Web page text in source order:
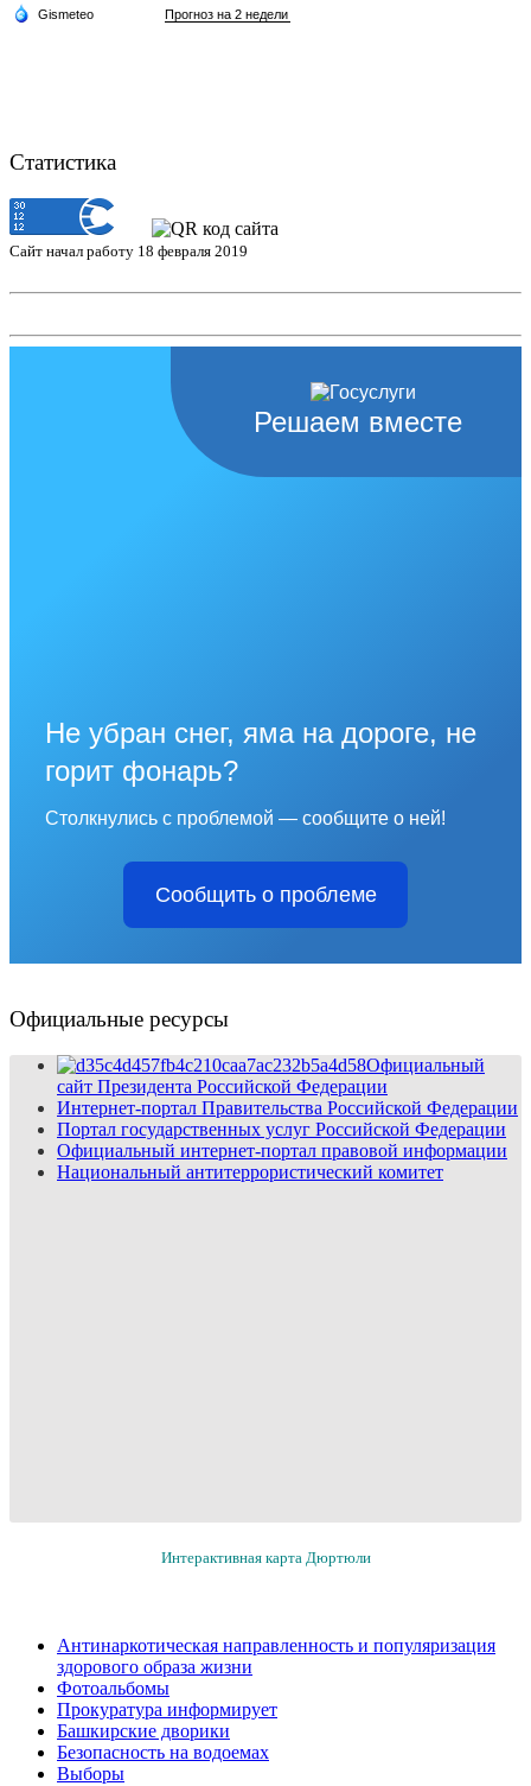
Статистика
Сайт начал работу 18 февраля 2019
Решаем вместе
Не убран снег, яма на дороге, не
горит фонарь?
Столкнулись с проблемой — сообщите о ней!
Сообщить о проблеме
Официальные ресурсы
Официальный
сайт Президента Российской Федерации
Интернет-портал Правительства Российской Федерации
Портал государственных услуг Российской Федерации
Официальный интернет-портал правовой информации
Национальный антитеррористический комитет
Интерактивная карта Дюртюли
Антинаркотическая направленность и популяризация
здорового образа жизни
Фотоальбомы
Прокуратура информирует
Башкирские дворики
Безопасность на водоемах
Выборы